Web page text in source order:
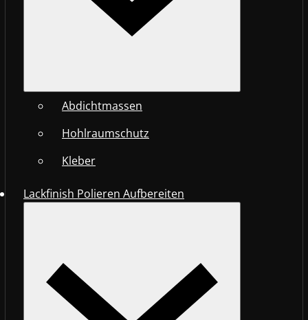
Abdichtmassen
Hohlraumschutz
Kleber
Lackfinish Polieren Aufbereiten